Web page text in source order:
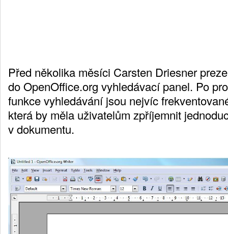
Před několika měsíci Carsten Driesner
do OpenOffice.org vyhledávací panel. Po
funkce vyhledávání jsou nejvíc
která by měla uživatelům zpříjemnit
v dokumentu.